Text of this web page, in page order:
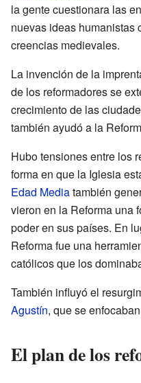
la gente cuestionara las
nuevas ideas humanistas
creencias medievales.
La invención de la
de los reformadores se
crecimiento de las
también ayudó a la
Hubo tensiones entre los
forma en que la Iglesia
Edad Mediatambién
vieron en la Reforma una
poder en sus países. En
Reforma fue una
católicos que los
También influyó el
Agustín, que se
El plan de los